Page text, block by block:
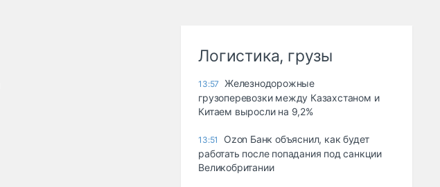
Логистика, грузы
13:57
Железнодорожные
грузоперевозки между Казахстаном и
Китаем выросли на 9,2%
13:51
Ozon Банк объяснил, как будет
работать после попадания под санкции
Великобритании